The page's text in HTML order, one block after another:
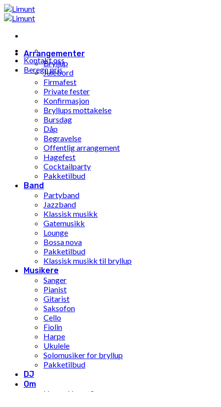
Gå
til
Arrangementer
Bryllup
Julebord
Firmafest
Private fester
Konfirmasjon
Bryllups mottakelse
Bursdag
Dåp
Begravelse
Offentlig arrangement
Hagefest
Cocktailparty
Pakketilbud
Band
Partyband
Jazzband
Klassisk musikk
Gatemusikk
Lounge
Bossa nova
Pakketilbud
Klassisk musikk til bryllup
Musikere
Sanger
Pianist
Gitarist
Saksofon
Cello
Fiolin
Harpe
Ukulele
Solomusiker for bryllup
Pakketilbud
DJ
Om
Hva er Limunt?
Kontakt oss
Beregn pris